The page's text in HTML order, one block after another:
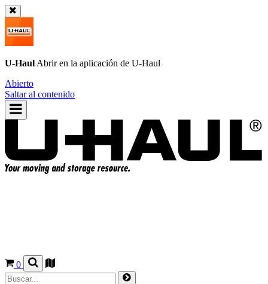
U-Haul Abrir en la aplicación de U-Haul
Abierto
Saltar al contenido
0